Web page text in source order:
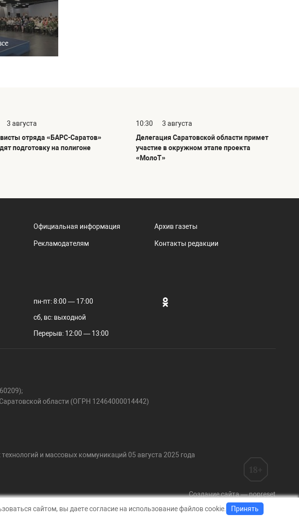
3 августа
отряда «БАРС-Саратов»
подготовку на полигоне
10:30
3 августа
Делегация Саратовской области примет
участие в окружном этапе проекта
«МолоТ»
Официальная информация
Рекламодателям
Архив газеты
Контакты редакции
пн-пт: 8:00 — 17:00
сб, вс: выходной
Перерыв: 12:00 — 13:00
области (ОГРН 12464000014442)
и массовых коммуникаций 05 августа 2025 года
Создание сайта — nopreset
сайтом, вы даете согласие на использование файлов cookie.
Принять